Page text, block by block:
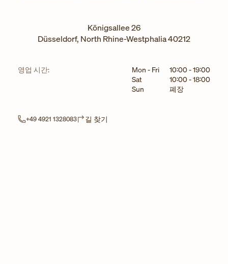
Königsallee 26
Düsseldorf, North Rhine-Westphalia40212
영업 시간: 요일 시간
Mon - Fri 10:00-19:00
Sat
10:00-18:00
Sun
폐장
+49 4921 1328083 길 찾기